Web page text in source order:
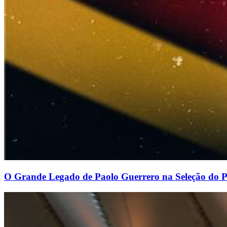
O Grande Legado de Paolo Guerrero na Seleção do